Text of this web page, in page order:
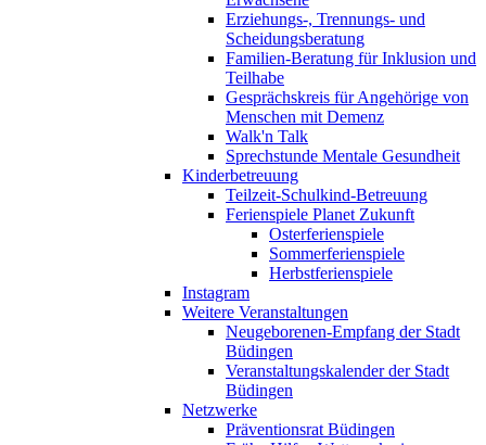
Erziehungs-, Trennungs- und
Scheidungsberatung
Familien-Beratung für Inklusion und
Teilhabe
Gesprächskreis für Angehörige von
Menschen mit Demenz
Walk'n Talk
Sprechstunde Mentale Gesundheit
Kinderbetreuung
Teilzeit-Schulkind-Betreuung
Ferienspiele Planet Zukunft
Osterferienspiele
Sommerferienspiele
Herbstferienspiele
Instagram
Weitere Veranstaltungen
Neugeborenen-Empfang der Stadt
Büdingen
Veranstaltungskalender der Stadt
Büdingen
Netzwerke
Präventionsrat Büdingen